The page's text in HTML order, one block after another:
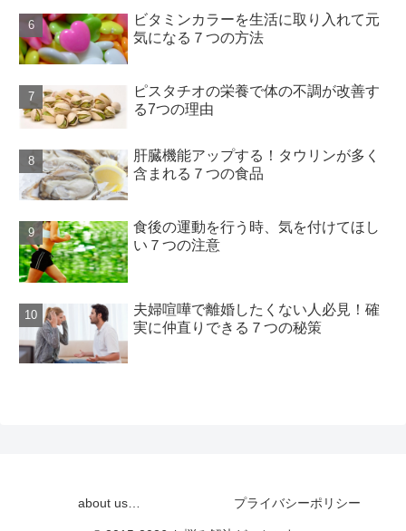
ビタミンカラーを生活に取り入れて元
気になる７つの方法
ピスタチオの栄養で体の不調が改善す
る7つの理由
肝臓機能アップする！タウリンが多く
含まれる７つの食品
食後の運動を行う時、気を付けてほし
い７つの注意
夫婦喧嘩で離婚したくない人必見！確
実に仲直りできる７つの秘策
about us… プライバシーポリシー